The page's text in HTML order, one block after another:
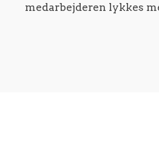
medarbejderen lykkes